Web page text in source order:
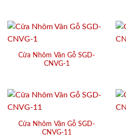
Cửa Nhôm Vân Gỗ SGD-
CNVG-1
Cửa Nhôm Vân Gỗ SGD-
CNVG-11